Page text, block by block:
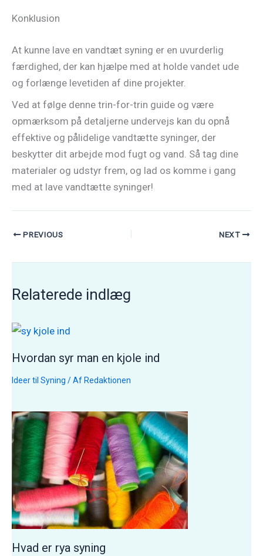
Konklusion
At kunne lave en vandtæt syning er en uvurderlig
færdighed, der kan hjælpe med at holde vandet ude
og forlænge levetiden af dine projekter.
Ved at følge denne trin-for-trin guide og være
opmærksom på detaljerne undervejs kan du opnå
effektive og pålidelige vandtætte syninger, der
beskytter dit arbejde mod fugt og vand. Så tag dine
materialer og udstyr frem, og lad os komme i gang
med at lave vandtætte syninger!
PREVIOUS NEXT
Relaterede indlæg
Hvordan syr man en kjole ind
Ideer til Syning / Af Redaktionen
Hvad er rya syning